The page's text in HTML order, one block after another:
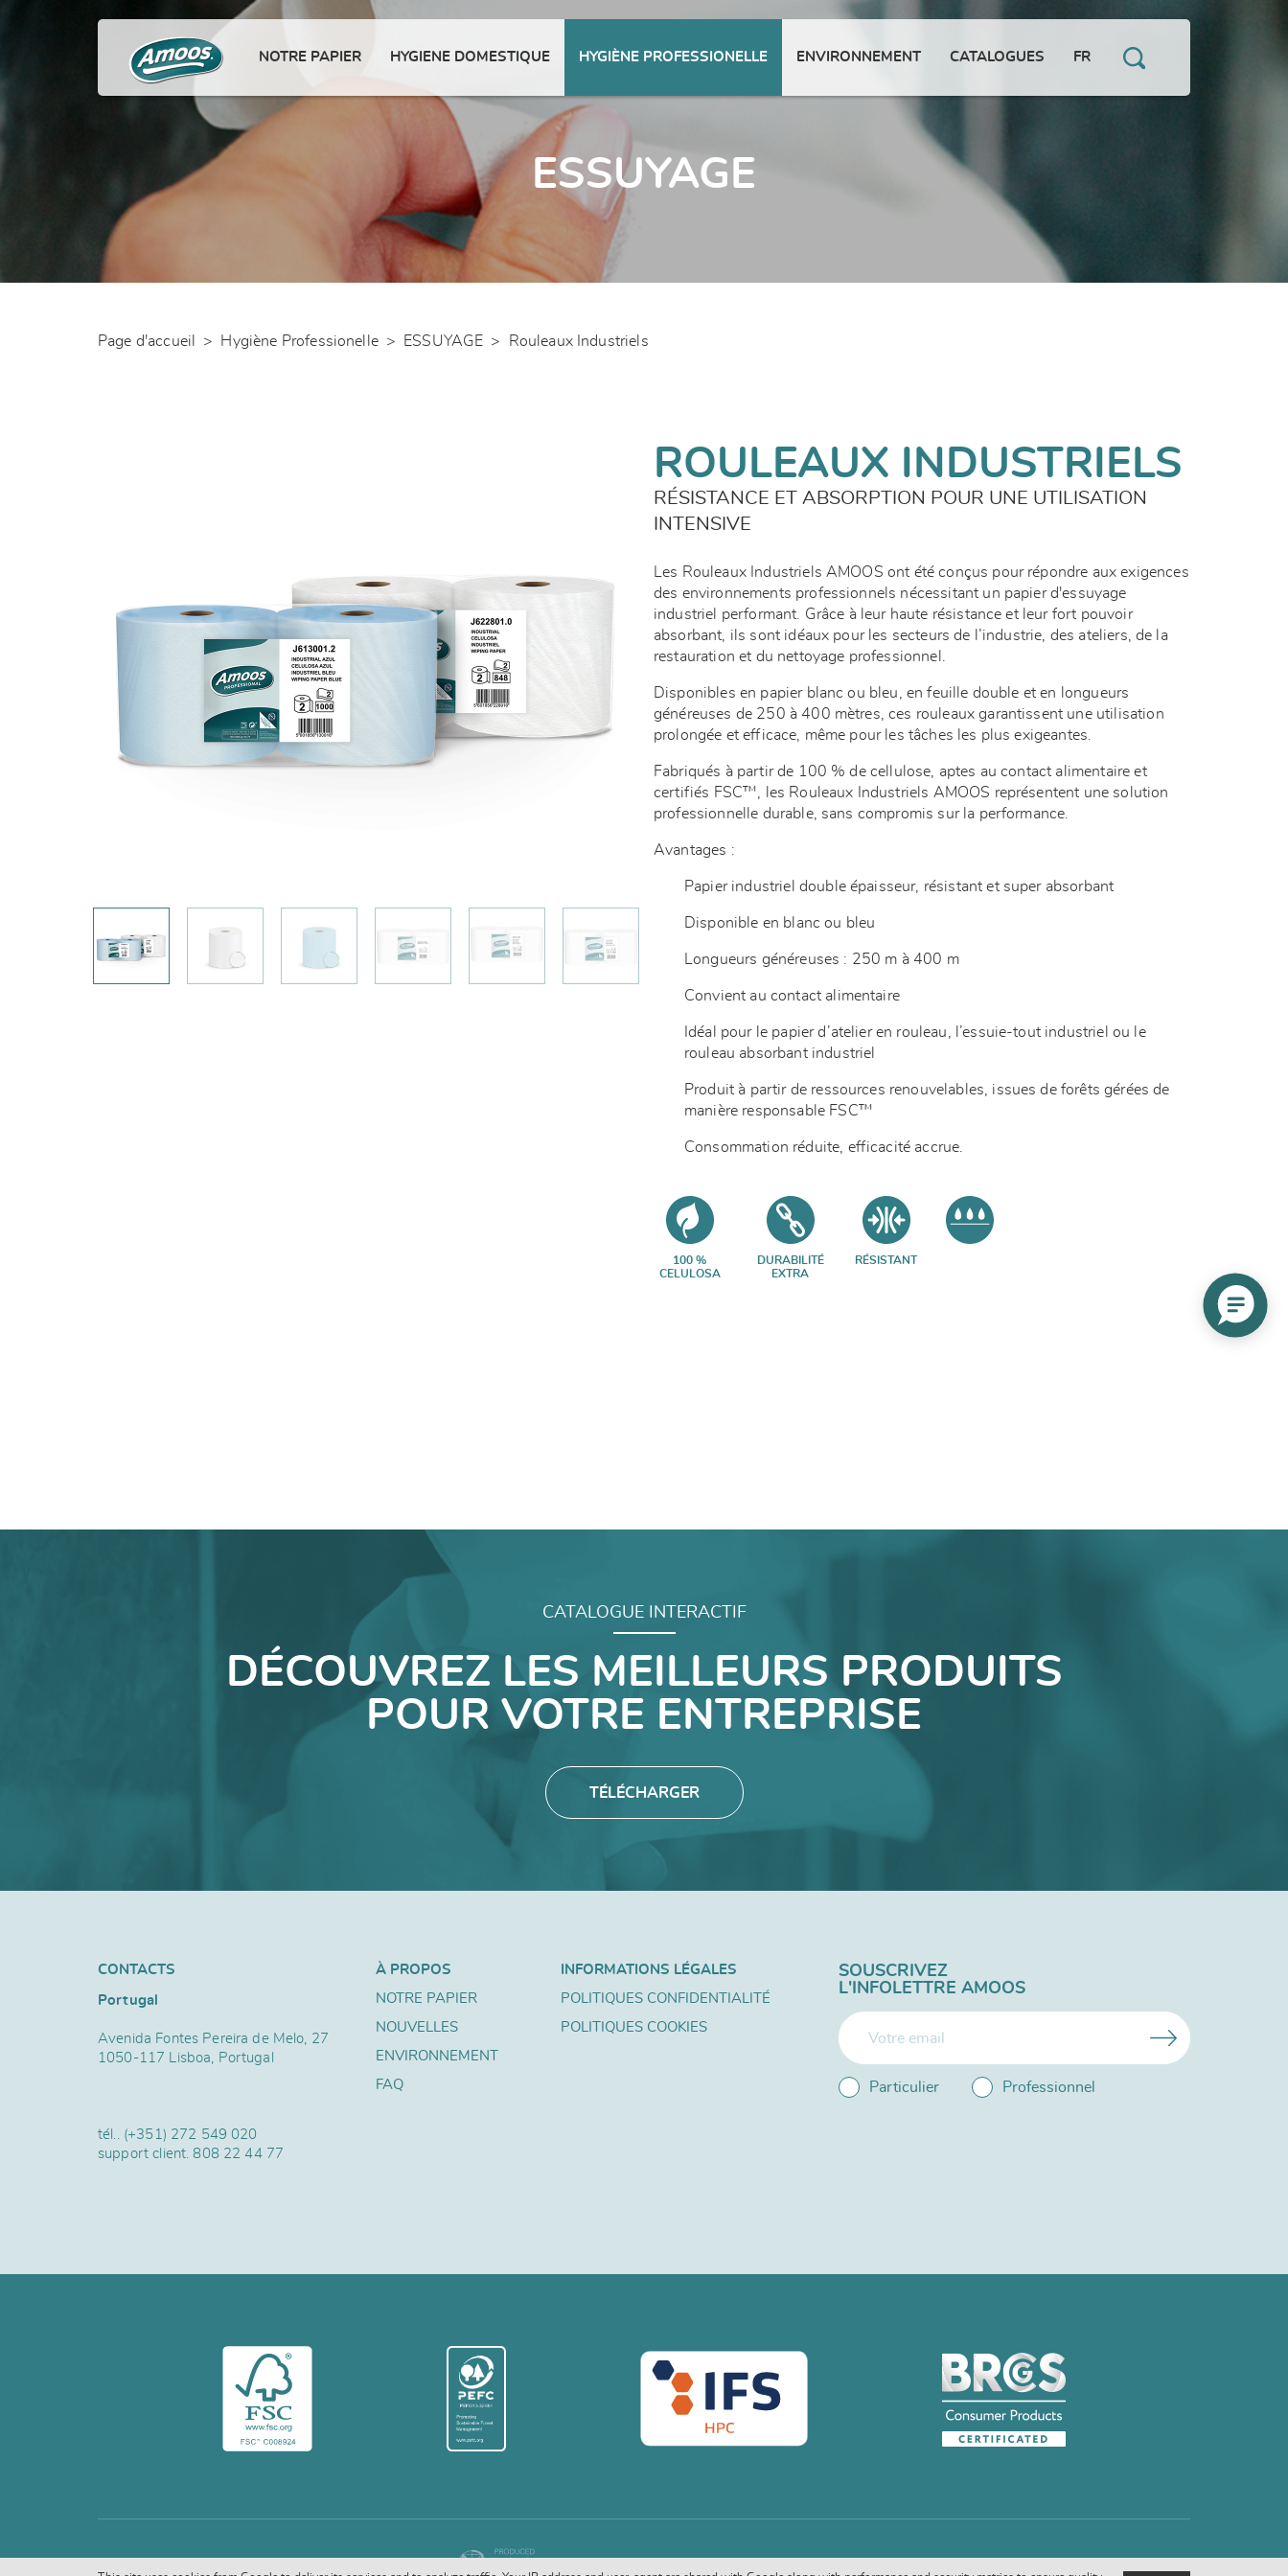
NOTRE PAPIER HYGIENE DOMESTIQUE HYGIÈNE PROFESSIONELLE ENVIRONNEMENT CATALOGUES FR
ESSUYAGE
Page d'accueil > Hygiène Professionelle > ESSUYAGE > Rouleaux Industriels
ROULEAUX INDUSTRIELS
RÉSISTANCE ET ABSORPTION POUR UNE UTILISATION
INTENSIVE
Les Rouleaux Industriels AMOOS ont été conçus pour répondre aux exigences
des environnements professionnels nécessitant un papier d'essuyage
industriel performant. Grâce à leur haute résistance et leur fort pouvoir
absorbant, ils sont idéaux pour les secteurs de l’industrie, des ateliers, de la
restauration et du nettoyage professionnel.
Disponibles en papier blanc ou bleu, en feuille double et en longueurs
généreuses de 250 à 400 mètres, ces rouleaux garantissent une utilisation
prolongée et efficace, même pour les tâches les plus exigeantes.
Fabriqués à partir de 100 % de cellulose, aptes au contact alimentaire et
certifiés FSC™, les Rouleaux Industriels AMOOS représentent une solution
professionnelle durable, sans compromis sur la performance.
Avantages :
Papier industriel double épaisseur, résistant et super absorbant
Disponible en blanc ou bleu
Longueurs généreuses : 250 m à 400 m
Convient au contact alimentaire
Idéal pour le papier d’atelier en rouleau, l’essuie-tout industriel ou le
rouleau absorbant industriel
Produit à partir de ressources renouvelables, issues de forêts gérées de
manière responsable FSC™
Consommation réduite, efficacité accrue.
100 %
CELULOSA
DURABILITÉ
EXTRA
RÉSISTANT
CATALOGUE INTERACTIF
DÉCOUVREZ LES MEILLEURS PRODUITS
POUR VOTRE ENTREPRISE
TÉLÉCHARGER
CONTACTS
Portugal
Avenida Fontes Pereira de Melo, 27
1050-117 Lisboa, Portugal
tél.. (+351) 272 549 020
support client.808 22 44 77
À PROPOS
NOTRE PAPIER
NOUVELLES
ENVIRONNEMENT
FAQ
INFORMATIONS LÉGALES
POLITIQUES CONFIDENTIALITÉ
POLITIQUES COOKIES
SOUSCRIVEZ
L'INFOLETTRE AMOOS
Particulier Professionnel